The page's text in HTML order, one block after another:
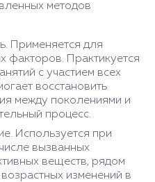
методов
Применяется для
факторов. Практикуется
с участием всех
восстановить
между поколениями и
процесс.
Используется при
вызванных
веществ, рядом
изменений в